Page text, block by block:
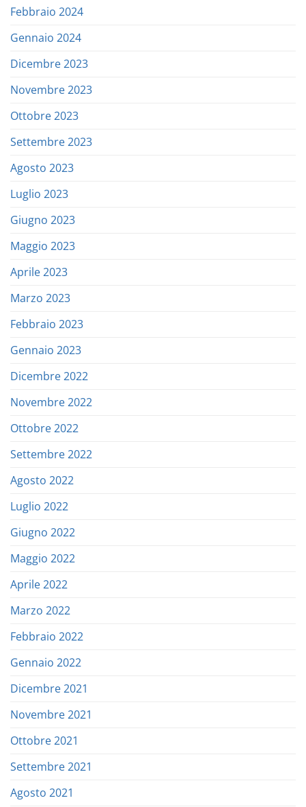
Febbraio 2024
Gennaio 2024
Dicembre 2023
Novembre 2023
Ottobre 2023
Settembre 2023
Agosto 2023
Luglio 2023
Giugno 2023
Maggio 2023
Aprile 2023
Marzo 2023
Febbraio 2023
Gennaio 2023
Dicembre 2022
Novembre 2022
Ottobre 2022
Settembre 2022
Agosto 2022
Luglio 2022
Giugno 2022
Maggio 2022
Aprile 2022
Marzo 2022
Febbraio 2022
Gennaio 2022
Dicembre 2021
Novembre 2021
Ottobre 2021
Settembre 2021
Agosto 2021